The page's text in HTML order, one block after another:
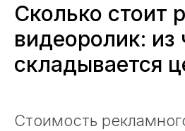
Сколько стоит
видеоролик: из
складывается
Стоимость